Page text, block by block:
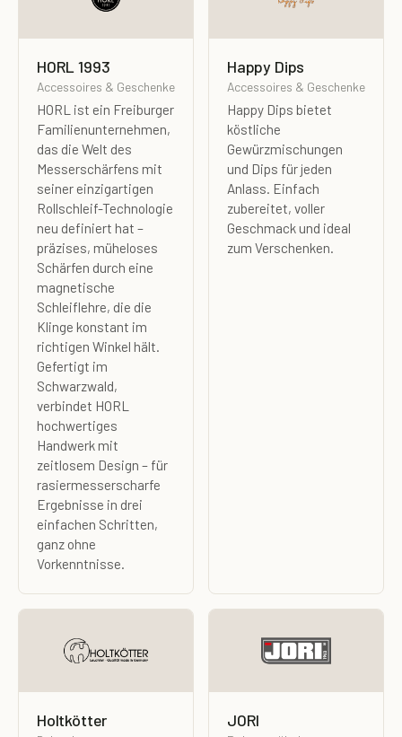
HORL 1993
Accessoires & Geschenke
HORL ist ein Freiburger
Familienunternehmen,
das die Welt des
Messerschärfens mit
seiner einzigartigen
Rollschleif-Technologie
neu definiert hat –
präzises, müheloses
Schärfen durch eine
magnetische
Schleiflehre, die die
Klinge konstant im
richtigen Winkel hält.
Gefertigt im
Schwarzwald,
verbindet HORL
hochwertiges
Handwerk mit
zeitlosem Design – für
rasiermesserscharfe
Ergebnisse in drei
einfachen Schritten,
ganz ohne
Vorkenntnisse.
Happy Dips
Accessoires & Geschenke
Happy Dips bietet
köstliche
Gewürzmischungen
und Dips für jeden
Anlass. Einfach
zubereitet, voller
Geschmack und ideal
zum Verschenken.
Holtkötter JORI